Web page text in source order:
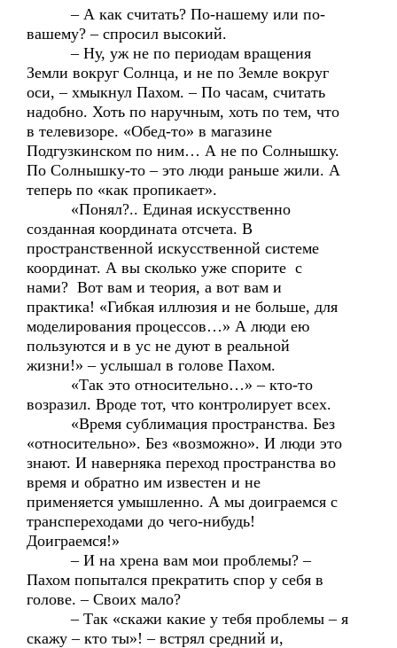
– А как считать? По-нашему или по-
вашему? – спросил высокий.
– Ну, уж не по периодам вращения
Земли вокруг Солнца, и не по Земле вокруг
оси, – хмыкнул Пахом. – По часам, считать
надобно. Хоть по наручным, хоть по тем, что
в телевизоре. «Обед-то» в магазине
Подгузкинском по ним… А не по Солнышку.
По Солнышку-то – это люди раньше жили. А
теперь по «как пропикает».
«Понял?.. Единая искусственно
созданная координата отсчета. В
пространственной искусственной системе
координат. А вы сколько уже спорите с
нами? Вот вам и теория, а вот вам и
практика! «Гибкая иллюзия и не больше, для
моделирования процессов…» А люди ею
пользуются и в ус не дуют в реальной
жизни!» – услышал в голове Пахом.
«Так это относительно…» – кто-то
возразил. Вроде тот, что контролирует всех.
«Время сублимация пространства. Без
«относительно». Без «возможно». И люди это
знают. И наверняка переход пространства во
время и обратно им известен и не
применяется умышленно. А мы доиграемся с
транспереходами до чего-нибудь!
Доиграемся!»
– И на хрена вам мои проблемы? –
Пахом попытался прекратить спор у себя в
голове. – Своих мало?
– Так «скажи какие у тебя проблемы – я
скажу – кто ты»! – встрял средний и,